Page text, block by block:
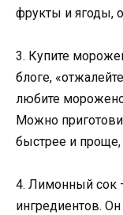
фрукты и ягоды,
3. Купите
блоге,
любите
Можно
быстрее и
4. Лимонный сок
ингредиентов.